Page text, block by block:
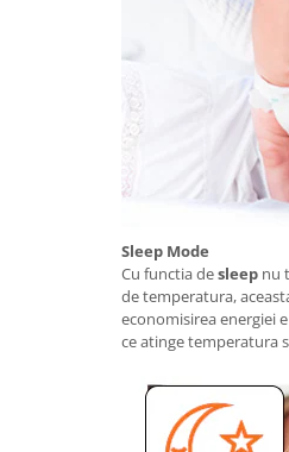
Sleep Mode
Cu functia desleep nu
de temperatura,
economisirea energiei
ce atinge temperatura